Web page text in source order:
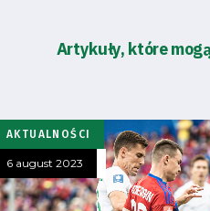
Artykuły, które
AKTUALNOŚCI
6 august 2023